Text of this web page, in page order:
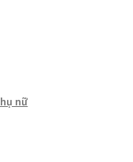
nữ